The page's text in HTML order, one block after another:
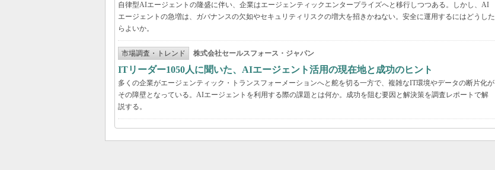
自律型AIエージェントの隆盛に伴い、企業はエージェンティックエンタープライズへと移行しつつある。しかし、AI
エージェントの急増は、ガバナンスの欠如やセキュリティリスクの増大を招きかねない。安全に運用するにはどうした
らよいか。
市場調査・トレンド 株式会社セールスフォース・ジャパン
ITリーダー1050人に聞いた、AIエージェント活用の現在地と成功のヒント
多くの企業がエージェンティック・トランスフォーメーションへと舵を切る一方で、複雑なIT環境やデータの断片化が
その障壁となっている。AIエージェントを利用する際の課題とは何か。成功を阻む要因と解決策を調査レポートで解
説する。